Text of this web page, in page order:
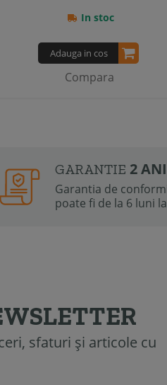
In stoc
Adauga in cos
Compara
GARANTIE 2 ANI
Garantia de
poate fi de la 6 luni
sfaturi și articole cu